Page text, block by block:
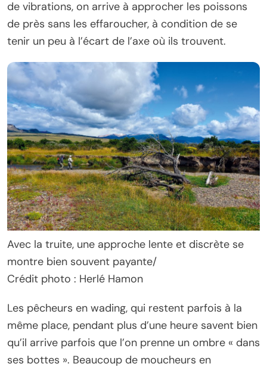
de vibrations, on arrive à approcher les poissons
de près sans les effaroucher, à condition de se
tenir un peu à l’écart de l’axe où ils trouvent.
Avec la truite, une approche lente et discrète se
montre bien souvent payante/
Crédit photo : Herlé Hamon
Les pêcheurs en wading, qui restent parfois à la
même place, pendant plus d’une heure savent bien
qu’il arrive parfois que l’on prenne un ombre « dans
ses bottes ». Beaucoup de moucheurs en